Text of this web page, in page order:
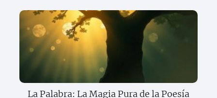
La Palabra: La Magia Pura de la Poesía